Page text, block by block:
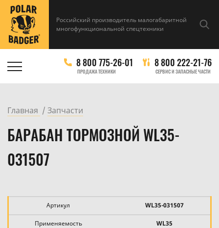
Российский производитель малогабаритной
многофункциональной спецтехники
8 800 775-26-01
ПРОДАЖА ТЕХНИКИ
8 800 222-21-76
СЕРВИС И ЗАПАСНЫЕ ЧАСТИ
Главная Запчасти
БАРАБАН ТОРМОЗНОЙ WL35-
031507
Артикул WL35-031507
Применяемость WL35